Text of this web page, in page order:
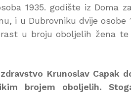
1935. godište iz Doma
i u Dubrovniku dvije osobe
u broju oboljelih žena te
Krunoslav Capak
brojem oboljelih.